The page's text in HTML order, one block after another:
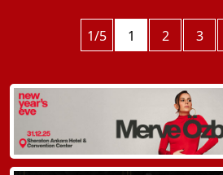
WhatsApp ile Bilgi Alın
Hemen Arayın
Detaylı Bilgi Alın
1/5 1 2 3